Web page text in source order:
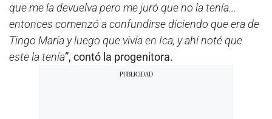
que me la devuelva pero me juró que no la tenía...
entonces comenzó a confundirse diciendo que era de
Tingo María y luego que vivía en Ica, y ahí noté que
este la tenía”, contó la progenitora.